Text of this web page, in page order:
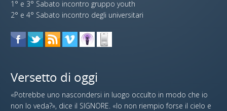
1° e 3° Sabato incontro gruppo youth
2° e 4° Sabato incontro degli universitari
Versetto di oggi
«Potrebbe uno nascondersi in luogo occulto in modo che io
non lo veda?», dice il SIGNORE. «Io non riempio forse il cielo e